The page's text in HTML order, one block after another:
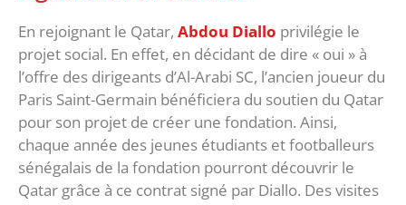
En rejoignant le Qatar, Abdou Diallo privilégie le
projet social. En effet, en décidant de dire « oui » à
l’offre des dirigeants d’Al-Arabi SC, l’ancien joueur du
Paris Saint-Germain bénéficiera du soutien du Qatar
pour son projet de créer une fondation. Ainsi,
chaque année des jeunes étudiants et footballeurs
sénégalais de la fondation pourront découvrir le
Qatar grâce à ce contrat signé par Diallo. Des visites